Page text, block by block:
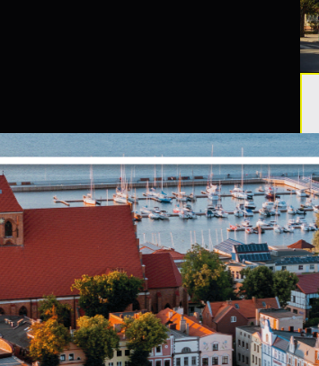
zmienić ustawienia cookies
dowolnym momencie możesz
funkcjonowania
komfortowe korzystanie z